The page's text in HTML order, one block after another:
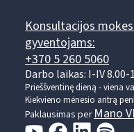
Konsultacijos
gyventojams:
+370 5 260 5060
Darbo laikas: I-IV 8.00-
Prieššventinę dieną - viena
Kiekvieno mėnesio antrą
Paklausimas perMano